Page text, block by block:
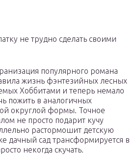
не трудно сделать своими
популярного романа
жизнь фэнтезийных лесных
Хоббитами и теперь немало
пожить в аналогичных
округлой формы. Точное
не просто подарит кучу
растормошит детскую
дачный сад трансформируется в
некогда скучать.